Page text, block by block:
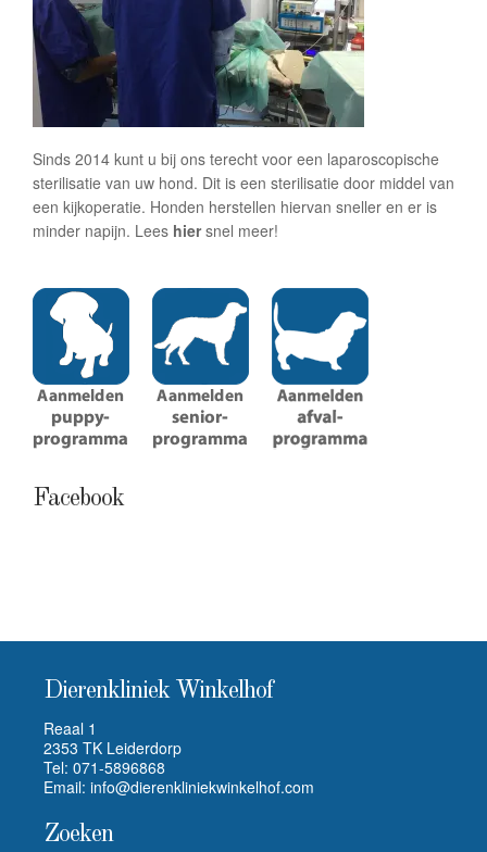
Sinds 2014 kunt u bij ons terecht voor een laparoscopische
sterilisatie van uw hond. Dit is een sterilisatie door middel van
een kijkoperatie. Honden herstellen hiervan sneller en er is
minder napijn. Lees hiersnel meer!
Facebook
Dierenkliniek Winkelhof
Reaal 1
2353 TK Leiderdorp
Tel: 071-5896868
Email: info@dierenkliniekwinkelhof.com
Zoeken